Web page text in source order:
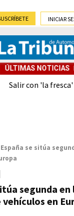
INICIAR
ÚLTIMAS NOTICIAS
Salir con 'la fresca'
España se sitúa
segunda
vehículos en